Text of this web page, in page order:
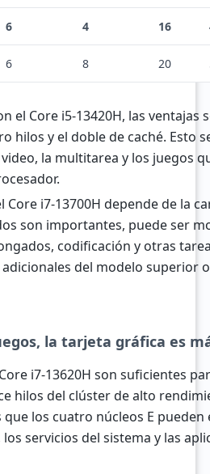
6 4 16
6 8 20
el Core i5-13420H, las ventajas
hilos y el doble de caché. Esto
la multitarea y los juegos
Core i7-13700H depende de la
son importantes, puede ser
codificación y otras
adicionales del modelo superior
la tarjeta gráfica es
i7-13620H son suficientes
hilos del clúster de alto
los cuatro núcleos E
servicios del sistema y las